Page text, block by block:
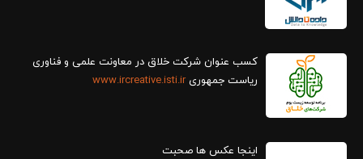
کسب عنوان شرکت خلاق در معاونت علمی و فناوری
ریاست جمهوریwww.ircreative.isti.ir
اینجا عکس ها صحبت